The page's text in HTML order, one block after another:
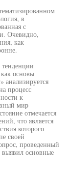
в
с
Очевидно,
как
основы
анализируется
процесс
к
мир
отмечается
что является
которого
своей
проведенный
основные